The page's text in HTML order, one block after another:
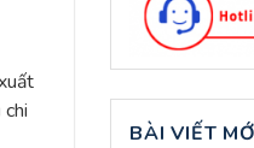
BÀI VIẾT